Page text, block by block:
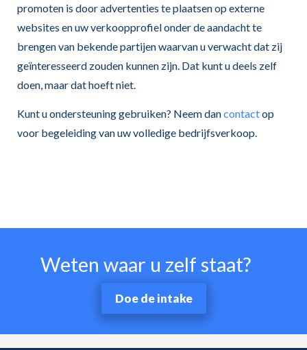
promoten is door advertenties te plaatsen op externe
websites en uw verkoopprofiel onder de aandacht te
brengen van bekende partijen waarvan u verwacht dat zij
geïnteresseerd zouden kunnen zijn. Dat kunt u deels zelf
doen, maar dat hoeft niet.
Kunt u ondersteuning gebruiken? Neem dancontactop
voor begeleiding van uw volledige bedrijfsverkoop.
Weten waar u zelf staat?
Doe de intake